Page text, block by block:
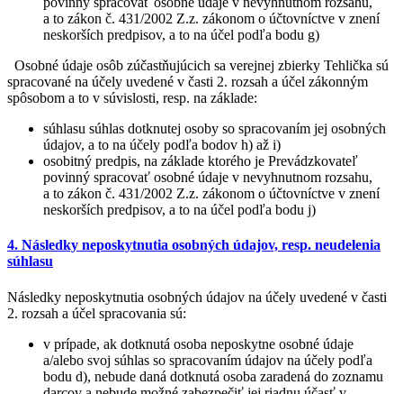
a to zákon č. 431/2002 Z.z. zákonom o účtovníctve v znení
neskorších predpisov, a to na účel podľa bodu g)
Osobné údaje osôb zúčastňujúcich sa verejnej zbierky Tehlička sú
spracované na účely uvedené v časti 2. rozsah a účel zákonným
spôsobom a to v súvislosti, resp. na základe:
súhlasu súhlas dotknutej osoby so spracovaním jej osobných
údajov, a to na účely podľa bodov h) až i)
osobitný predpis, na základe ktorého je Prevádzkovateľ
povinný spracovať osobné údaje v nevyhnutnom rozsahu,
a to zákon č. 431/2002 Z.z. zákonom o účtovníctve v znení
neskorších predpisov, a to na účel podľa bodu j)
4. Následky neposkytnutia osobných údajov, resp. neudelenia
súhlasu
Následky neposkytnutia osobných údajov na účely uvedené v časti
2. rozsah a účel spracovania sú:
v prípade, ak dotknutá osoba neposkytne osobné údaje
a/alebo svoj súhlas so spracovaním údajov na účely podľa
bodu d), nebude daná dotknutá osoba zaradená do zoznamu